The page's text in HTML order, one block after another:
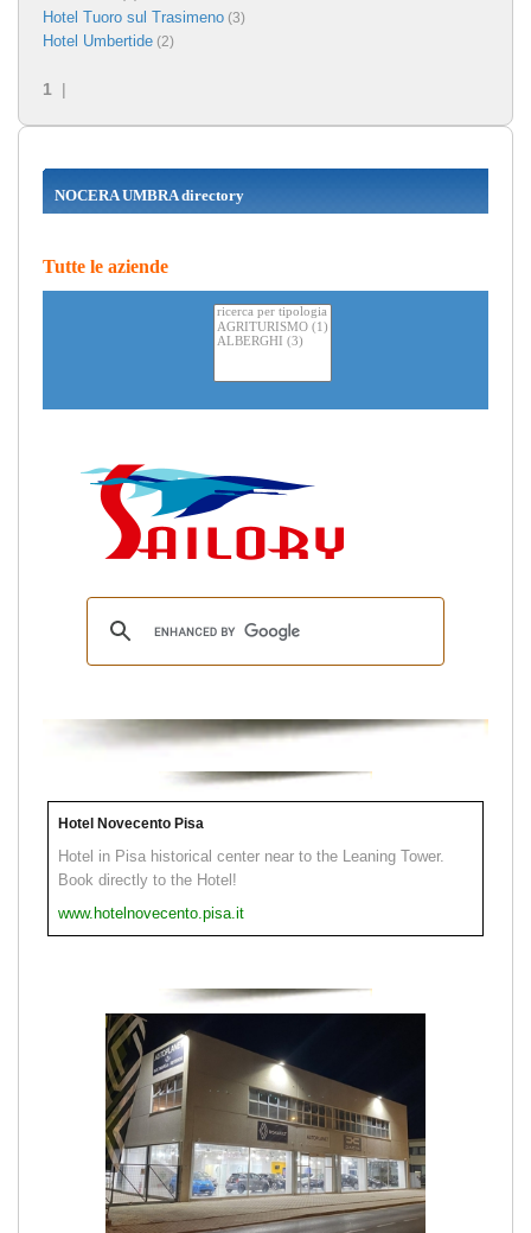
Hotel Tuoro sul Trasimeno (3)
Hotel Umbertide (2)
1 |
NOCERA UMBRA directory
Tutte le aziende
Hotel Novecento Pisa
Hotel in Pisa historical center near to the Leaning Tower.
Book directly to the Hotel!
www.hotelnovecento.pisa.it